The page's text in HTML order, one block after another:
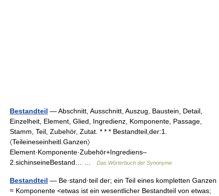
Bestandteil — Abschnitt, Ausschnitt, Auszug, Baustein, Detail,
Einzelheit, Element, Glied, Ingredienz, Komponente, Passage,
Stamm, Teil, Zubehör, Zutat. * * * Bestandteil,der:1.
〈Teileineseinheitl.Ganzen〉
Element·Komponente·Zubehör+Ingrediens–
2.sichinseineBestand… …
Das Wörterbuch der Synonyme
Bestandteil — Be·stạnd·teil der; ein Teil eines kompletten Ganzen
≈ Komponente <etwas ist ein wesentlicher Bestandteil von etwas;